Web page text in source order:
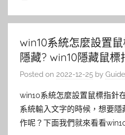
win10系統怎麼設置
隱藏? win10隱藏鼠標
Posted on 2022-12-25 by
win10系統怎麼設置鼠標指針
系統輸入文字的時候，想要
作呢？下面我們就來看看